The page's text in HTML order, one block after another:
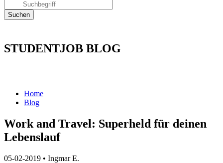
STUDENTJOB BLOG
Home
Blog
Work and Travel: Superheld für deinen
Lebenslauf
05-02-2019 • Ingmar E.